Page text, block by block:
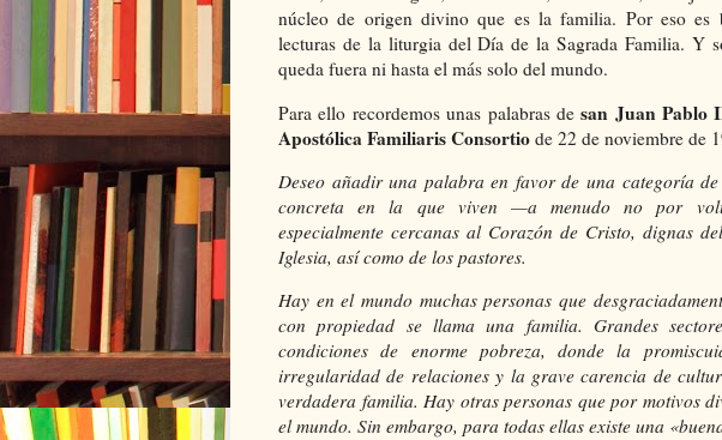
núcleo de origen divino que es la familia. Por eso es
lecturas de la liturgia del Día de la Sagrada Familia. Y
queda fuera ni hasta el más solo del mundo.
Para ello recordemos unas palabras desan Juan Pablo
Apostólica Familiaris Consortio de 22 de noviembre de
Deseo añadir una palabra en favor de una categoría
concreta en la que viven —a menudo no por
especialmente cercanas al Corazón de Cristo, dignas
Iglesia, así como de los pastores.
Hay en el mundo muchas personas que
con propiedad se llama una familia. Grandes
condiciones de enorme pobreza, donde la
irregularidad de relaciones y la grave carencia de
verdadera familia. Hay otras personas que por motivos
el mundo. Sin embargo, para todas ellas existe una